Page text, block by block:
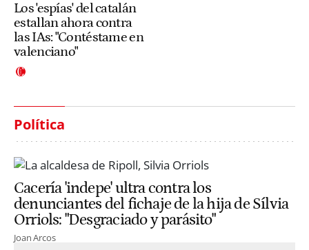
Los 'espías' del catalán
estallan ahora contra
las IAs: "Contéstame en
valenciano"
Política
Cacería 'indepe' ultra contra los
denunciantes del fichaje de la hija de Sílvia
Orriols: "Desgraciado y parásito"
Joan Arcos